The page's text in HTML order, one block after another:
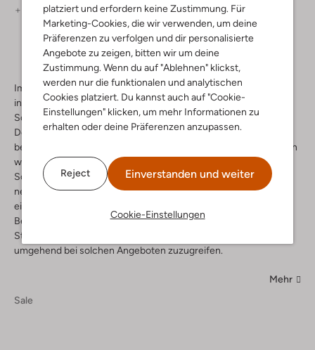
platziert und erfordern keine Zustimmung. Für
Marketing-Cookies, die wir verwenden, um deine
Präferenzen zu verfolgen und dir personalisierte
Angebote zu zeigen, bitten wir um deine
Zustimmung. Wenn du auf "Ablehnen" klickst,
werden nur die funktionalen und analytischen
Cookies platziert. Du kannst auch auf "Cookie-
Einstellungen" klicken, um mehr Informationen zu
erhalten oder deine Präferenzen anzupassen.
Reject Einverstanden und weiter
Cookie-Einstellungen
+ mehr farben
Im Laufe der Jahre hat das Design der Paul Green Schuhe
inspiriert und bietet Frauen für alle Gelegenheiten passende
Schuhe. Hohe Qualität, die außergewöhnliche Formen und
Designs ergänzt, muss nicht unbedingt teuer sein. So lädt dich
beispielsweise der Paul Green Stiefeletten schwarz Sale ein, von
wahren Rabatten einen Vorteil zu ziehen und hier berühmte
Schuhe zu attraktiven Preisen zu finden. Der Sale hat nicht nur
neue, sondern auch alte Schuhstile im Angebot, bei dem jeder
einzelne Markenschuh seinen Charme mit ausgezeichneter
Bestellkondition vereint. Wenn du eine Vorliebe für Paul Green
Stiefeletten hast, sollte es dir sicherlich nicht schwerfallen,
umgehend bei solchen Angeboten zuzugreifen.
Mehr
Sale